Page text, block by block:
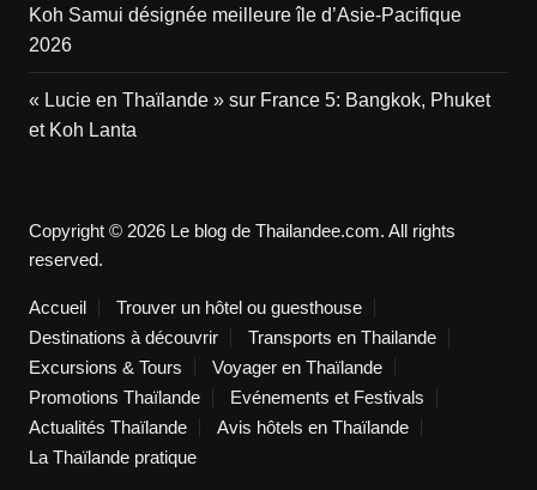
Koh Samui désignée meilleure île d’Asie-Pacifique
2026
« Lucie en Thaïlande » sur France 5: Bangkok, Phuket
et Koh Lanta
Copyright © 2026 Le blog de Thailandee.com. All rights
reserved.
Accueil
Trouver un hôtel ou guesthouse
Destinations à découvrir
Transports en Thailande
Excursions & Tours
Voyager en Thaïlande
Promotions Thaïlande
Evénements et Festivals
Actualités Thaïlande
Avis hôtels en Thaïlande
La Thaïlande pratique